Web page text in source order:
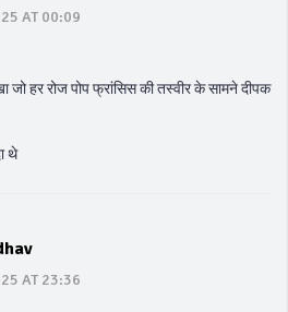
AT 00:09
जो हर रोज पोप फ्रांसिस की तस्वीर के सामने दीपक
थे
AT 23:36